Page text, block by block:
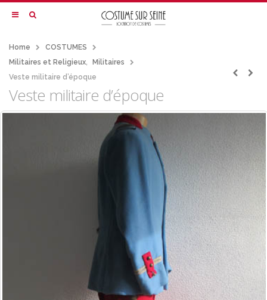
Home
COSTUMES
Militaires et Religieux,
Militaires
Veste militaire d’époque
Veste militaire d’époque